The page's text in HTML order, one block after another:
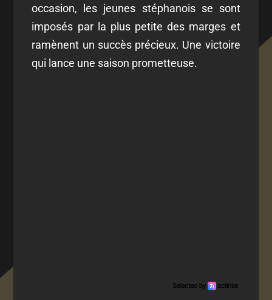
occasion, les jeunes stéphanois se sont
imposés par la plus petite des marges et
ramènent un succès précieux. Une victoire
qui lance une saison prometteuse.